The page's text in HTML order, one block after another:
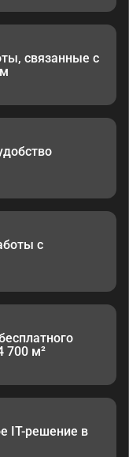
связанные с
с
700 м²
IT-решение в